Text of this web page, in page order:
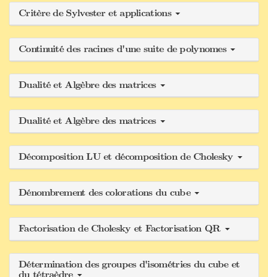
Critère de Sylvester et applications
Continuité des racines d'une suite de polynomes
Dualité et Algèbre des matrices
Dualité et Algèbre des matrices
Décomposition LU et décomposition de Cholesky
Dénombrement des colorations du cube
Factorisation de Cholesky et Factorisation QR
Détermination des groupes d'isométries du cube et
du tétraèdre